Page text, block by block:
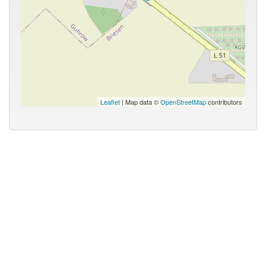
Leaflet | Map data ©OpenStreetMapcontributors